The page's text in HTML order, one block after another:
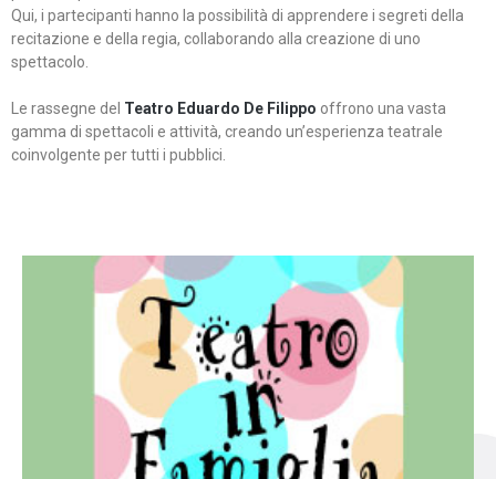
Qui, i partecipanti hanno la possibilità di apprendere i segreti della
recitazione e della regia, collaborando alla creazione di uno
spettacolo.
Le rassegne del Teatro Eduardo De Filippo offrono una vasta
gamma di spettacoli e attività, creando un’esperienza teatrale
coinvolgente per tutti i pubblici.
Teatro In Famiglia è una rassegna di teatro concepita
per far condividere e godere del teatro all’intera
famiglia.
Continua